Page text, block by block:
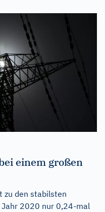
einem großen
zu den stabilsten
2020 nur 0,24-mal